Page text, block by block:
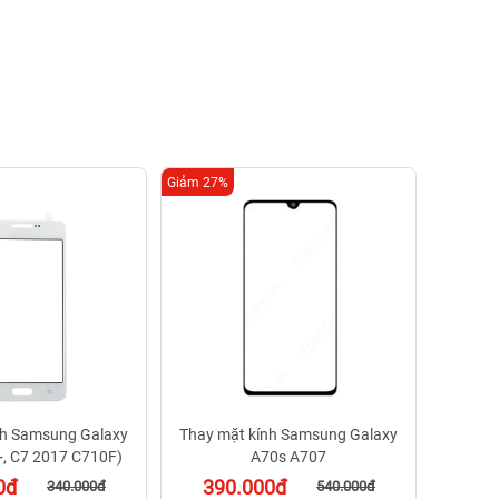
Samsung Galaxy
C7 2017 C710F)
340.000đ
Thay mặt kính Samsung Galaxy
A70s A707
390.000đ 540.000đ
Giảm 27%